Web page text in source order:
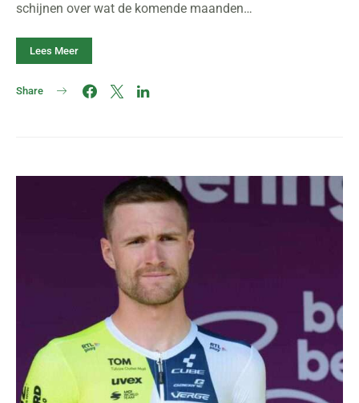
schijnen over wat de komende maanden…
Lees Meer
Share